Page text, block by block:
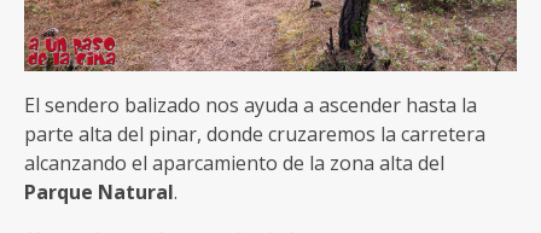
El sendero balizado nos ayuda a ascender hasta la
parte alta del pinar, donde cruzaremos la carretera
alcanzando el aparcamiento de la zona alta del
Parque Natural.